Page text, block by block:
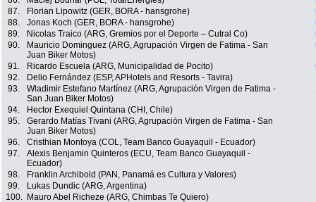
87.
Florian Lipowitz (GER, BORA - hansgrohe)
88.
Jonas Koch (GER, BORA - hansgrohe)
89.
Nicolas Traico (ARG, Gremios por el Deporte – Cutral Co)
90.
Mauricio Dominguez (ARG, Agrupación Virgen de Fatima - San
Juan Biker Motos)
91. Ricardo Escuela (ARG, Municipalidad de Pocito)
92.
Delio Fernández (ESP, APHotels and Resorts - Tavira)
93.
Wladimir Estefano Martínez (ARG, Agrupación Virgen de Fatima -
San Juan Biker Motos)
94. Hector Exequiel Quintana (CHI, Chile)
95.
Gerardo Matías Tivani (ARG, Agrupación Virgen de Fatima - San
Juan Biker Motos)
96. Cristhian Montoya (COL, Team Banco Guayaquil - Ecuador)
97.
Alexis Benjamin Quinteros (ECU, Team Banco Guayaquil -
Ecuador)
98. Franklin Archibold (PAN, Panamá es Cultura y Valores)
99.
Lukas Dundic (ARG, Argentina)
100.
Mauro Abel Richeze (ARG, Chimbas Te Quiero)